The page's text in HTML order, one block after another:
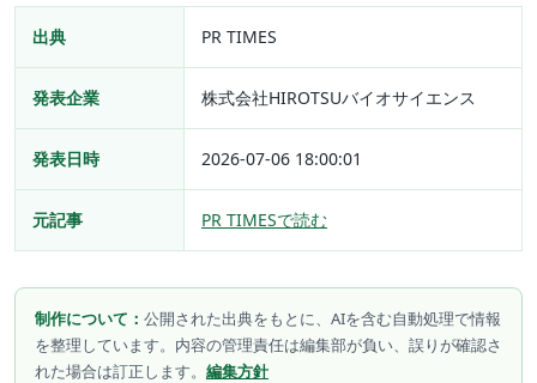
出典 PR TIMES
発表企業 株式会社HIROTSUバイオサイエンス
発表日時 2026-07-06 18:00:01
元記事 PR TIMESで読む
制作について： 公開された出典をもとに、AIを含む自動処理で情報
を整理しています。内容の管理責任は編集部が負い、誤りが確認さ
れた場合は訂正します。 編集方針